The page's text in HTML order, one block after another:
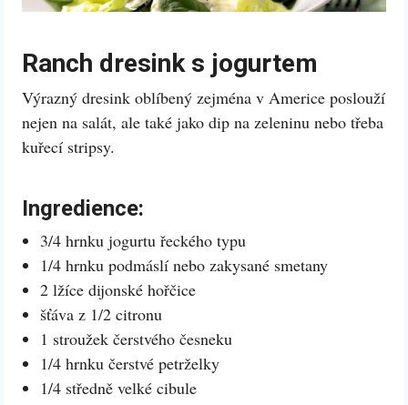
Ranch dresink s jogurtem
Výrazný dresink oblíbený zejména v Americe poslouží
nejen na salát, ale také jako dip na zeleninu nebo třeba
kuřecí stripsy.
Ingredience:
3/4 hrnku jogurtu řeckého typu
1/4 hrnku podmáslí nebo zakysané smetany
2 lžíce dijonské hořčice
šťáva z 1/2 citronu
1 stroužek čerstvého česneku
1/4 hrnku čerstvé petrželky
1/4 středně velké cibule